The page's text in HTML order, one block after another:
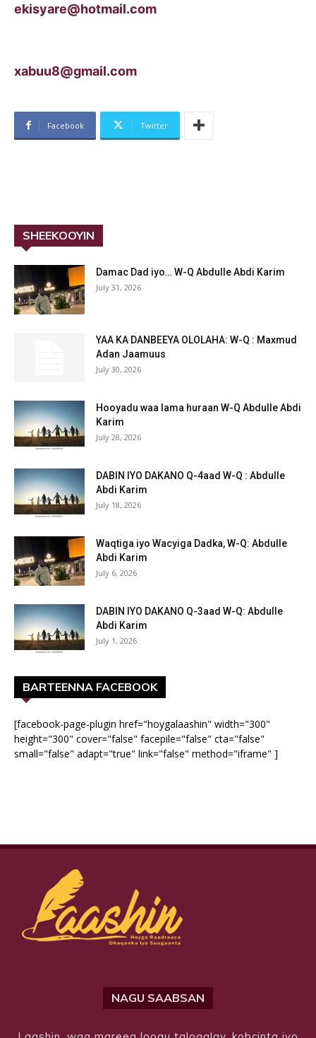
ekisyare@hotmail.com
xabuu8@gmail.com
Facebook Twitter
SHEEKOOYIN
Damac Dad iyo… W-Q Abdulle Abdi Karim
July 31, 2026
YAA KA DANBEEYA OLOLAHA: W-Q : Maxmud
Adan Jaamuus
July 30, 2026
Hooyadu waa lama huraan W-Q Abdulle Abdi
Karim
July 28, 2026
DABIN IYO DAKANO Q-4aad W-Q : Abdulle
Abdi Karim
July 18, 2026
Waqtiga iyo Wacyiga Dadka, W-Q: Abdulle
Abdi Karim
July 6, 2026
DABIN IYO DAKANO Q-3aad W-Q: Abdulle
Abdi Karim
July 1, 2026
BARTEENNA FACEBOOK
[facebook-page-plugin href="hoygalaashin" width="300"
height="300" cover="false" facepile="false" cta="false"
small="false" adapt="true" link="false" method="iframe" ]
NAGU SAABSAN